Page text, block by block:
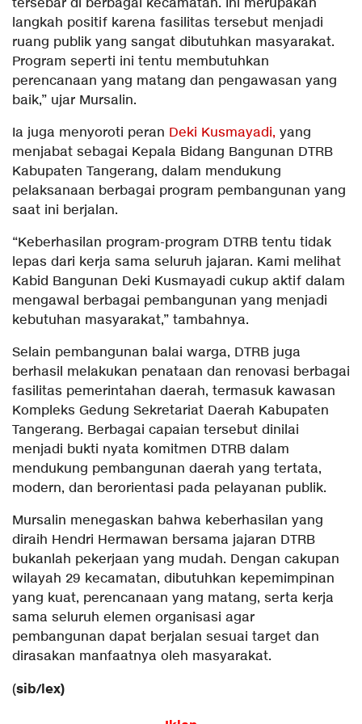
tersebar di berbagai kecamatan. Ini merupakan
langkah positif karena fasilitas tersebut menjadi
ruang publik yang sangat dibutuhkan masyarakat.
Program seperti ini tentu membutuhkan
perencanaan yang matang dan pengawasan yang
baik,” ujar Mursalin.
Ia juga menyoroti peran Deki Kusmayadi, yang
menjabat sebagai Kepala Bidang Bangunan DTRB
Kabupaten Tangerang, dalam mendukung
pelaksanaan berbagai program pembangunan yang
saat ini berjalan.
“Keberhasilan program-program DTRB tentu tidak
lepas dari kerja sama seluruh jajaran. Kami melihat
Kabid Bangunan Deki Kusmayadi cukup aktif dalam
mengawal berbagai pembangunan yang menjadi
kebutuhan masyarakat,” tambahnya.
Selain pembangunan balai warga, DTRB juga
berhasil melakukan penataan dan renovasi berbagai
fasilitas pemerintahan daerah, termasuk kawasan
Kompleks Gedung Sekretariat Daerah Kabupaten
Tangerang. Berbagai capaian tersebut dinilai
menjadi bukti nyata komitmen DTRB dalam
mendukung pembangunan daerah yang tertata,
modern, dan berorientasi pada pelayanan publik.
Mursalin menegaskan bahwa keberhasilan yang
diraih Hendri Hermawan bersama jajaran DTRB
bukanlah pekerjaan yang mudah. Dengan cakupan
wilayah 29 kecamatan, dibutuhkan kepemimpinan
yang kuat, perencanaan yang matang, serta kerja
sama seluruh elemen organisasi agar
pembangunan dapat berjalan sesuai target dan
dirasakan manfaatnya oleh masyarakat.
(sib/lex)